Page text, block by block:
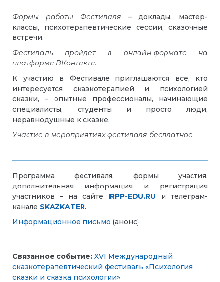
Формы работы Фестиваля
– доклады, мастер-
классы, психотерапевтические сессии, сказочные
встречи.
Фестиваль пройдет в онлайн-формате на
платформе ВКонтакте.
К участию в Фестивале приглашаются все, кто
интересуется сказкотерапией и психологией
сказки, – опытные профессионалы, начинающие
специалисты, студенты и просто люди,
неравнодушные к сказке.
Участие в мероприятиях фестиваля бесплатное.
Программа фестиваля, формы участия,
дополнительная информация и регистрация
участников – на сайте IRPP-EDU.RU
и телеграм-
канале SKAZKATER.
Информационное письмо (анонс)
Связанное событие: XVI Международный
сказкотерапевтический фестиваль «Психология
сказки и сказка психологии»